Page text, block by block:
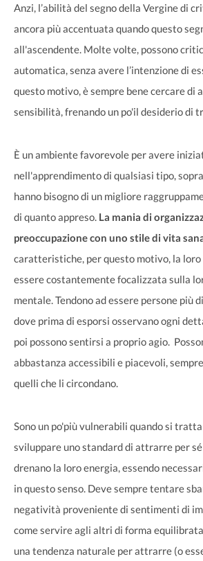
Anzi, l’abilità del segno della Vergine di
ancora più accentuata quando questo
all'ascendente. Molte volte, possono
automatica, senza avere l’intenzione di
questo motivo, è sempre bene cercare di
sensibilità, frenando un po'il desiderio di
È un ambiente favorevole per avere
nell'apprendimento di qualsiasi tipo,
hanno bisogno di un migliore
di quanto appreso. La mania di
preoccupazione con uno stile di vita
caratteristiche, per questo motivo, la
essere costantemente focalizzata sulla
mentale. Tendono ad essere persone più
dove prima di esporsi osservano ogni
poi possono sentirsi a proprio agio.
abbastanza accessibili e piacevoli,
quelli che li circondano.
Sono un po'più vulnerabili quando si
sviluppare uno standard di attrarre per
drenano la loro energia, essendo
in questo senso. Deve sempre tentare
negatività proveniente di sentimenti di
come servire agli altri di forma
una tendenza naturale per attrarre (o